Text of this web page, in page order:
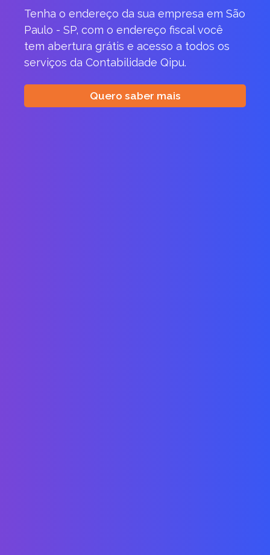
Tenha o endereço da sua empresa em São
Paulo - SP, com o endereço fiscal você
tem abertura grátis e acesso a todos os
serviços da Contabilidade Qipu.
Quero saber mais